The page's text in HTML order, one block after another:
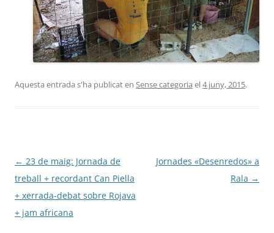
Aquesta entrada s'ha publicat en Sense categoria el4 juny, 2015.
Navegació
per
les
entrades
← 23 de maig: Jornada de
treball + recordant Can Piella
+ xerrada-debat sobre Rojava
+ jam africana
Jornades «Desenredos» a
Rala →